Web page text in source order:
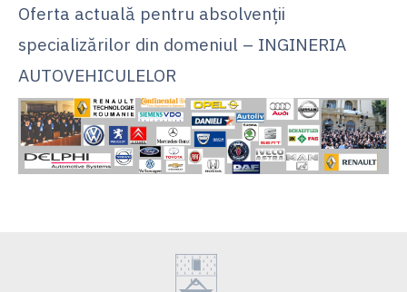
Oferta actuală pentru absolvenții
specializărilor din domeniul – INGINERIA
AUTOVEHICULELOR